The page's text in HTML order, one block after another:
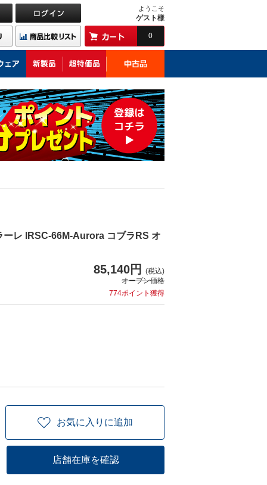
ようこそ
ゲスト様
0
レ IRSC-66M-Aurora コブラRS オ
85,140円
(税込)
オープン価格
774ポイント獲得
お気に入りに追加
店舗在庫を確認